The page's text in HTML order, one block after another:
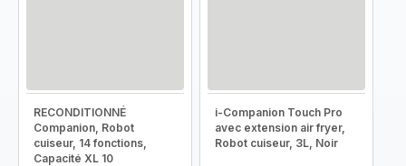
RECONDITIONNÉ
Companion, Robot
cuiseur, 14 fonctions,
Capacité XL 10
i-Companion Touch Pro
avec extension air fryer,
Robot cuiseur, 3L, Noir